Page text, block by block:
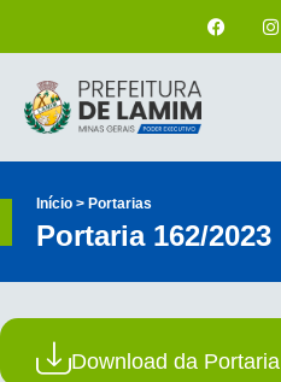
Início > Portarias
Portaria 162/2023
Download da Portaria